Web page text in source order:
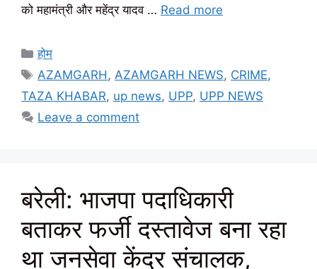
को महामंत्री और महेंद्र यादव … Read more
Categories
होम
Tags
AZAMGARH,AZAMGARH NEWS, CRIME,
TAZA KHABAR, up news, UPP, UPP NEWS
Leave a comment
बरेली: भाजपा पदाधिकारी
बताकर फर्जी दस्तावेज बना रहा
था जनसेवा केंद्र संचालक,